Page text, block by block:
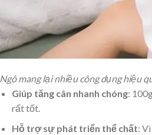
Ngô mang lại nhiều công dụng hiệu
Giúp tăng cân nhanh chóng:
rất tốt.
Hỗ trợ sự phát triển thể chất: